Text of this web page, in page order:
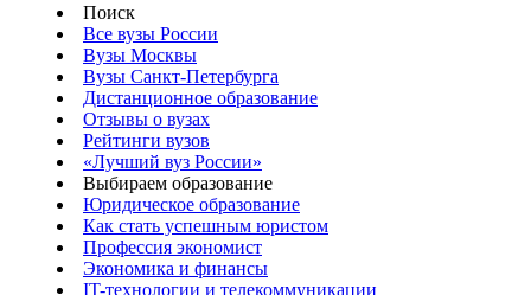
Поиск
Все вузы России
Вузы Москвы
Вузы Санкт-Петербурга
Дистанционное образование
Отзывы о вузах
Рейтинги вузов
«Лучший вуз России»
Выбираем образование
Юридическое образование
Как стать успешным юристом
Профессия экономист
Экономика и финансы
IT-технологии и телекоммуникации